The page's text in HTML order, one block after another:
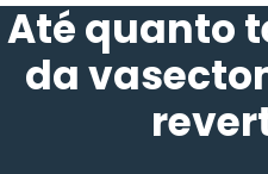
Até quanto
da